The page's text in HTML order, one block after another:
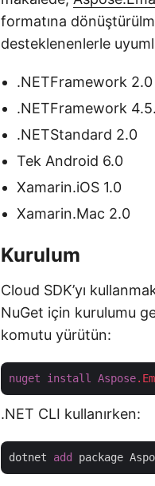
formatına
desteklenenlerle
.NETFramework 2.0
.NETFramework
.NETStandard 2.0
Tek Android 6.0
Xamarin.iOS 1.0
Xamarin.Mac 2.0
Kurulum
Cloud SDK’yı
NuGet için kurulumu
komutu yürütün:
nuget install Aspose
.NET CLI kullanırken:
dotnet add